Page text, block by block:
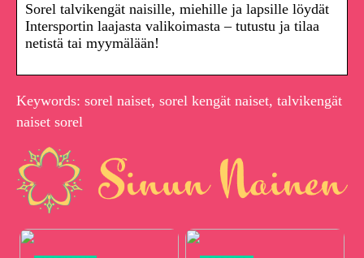
Sorel talvikengät naisille, miehille ja lapsille löydät
Intersportin laajasta valikoimasta – tutustu ja tilaa
netistä tai myymälään!
Keywords: sorel naiset, sorel kengät naiset, talvikengät
naiset sorel